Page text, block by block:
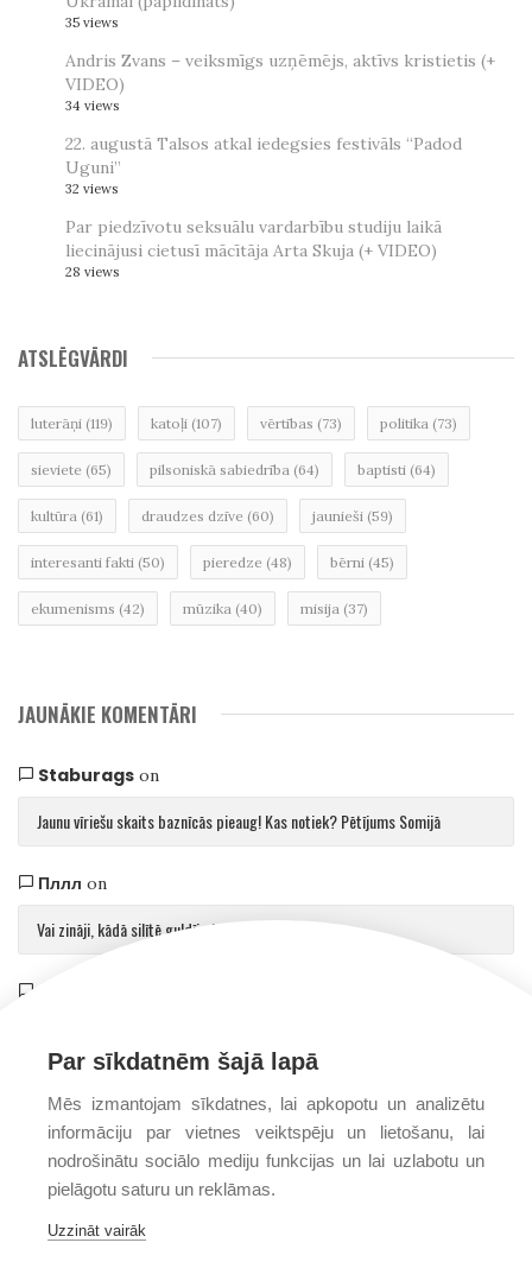
35 views
Andris Zvans – veiksmīgs uzņēmējs, aktīvs kristietis (+
VIDEO)
34 views
22. augustā Talsos atkal iedegsies festivāls “Padod
Uguni”
32 views
Par piedzīvotu seksuālu vardarbību studiju laikā
liecinājusi cietusī mācītāja Arta Skuja (+ VIDEO)
28 views
ATSLĒGVĀRDI
luterāņi (119) katoļi (107) vērtības (73) politika (73)
sieviete (65) pilsoniskā sabiedrība (64) baptisti (64)
kultūra (61) draudzes dzīve (60) jaunieši (59)
interesanti fakti (50) pieredze (48) bērni (45)
ekumenisms (42) mūzika (40) misija (37)
JAUNĀKIE KOMENTĀRI
Staburagson
Jaunu vīriešu skaits baznīcās pieaug! Kas notiek? Pētījums Somijā
Пллл on
Vai zināji, kādā silītē guldīja Jēzu?
Par sīkdatnēm šajā lapā
Mēs izmantojam sīkdatnes, lai apkopotu un analizētu
informāciju par vietnes veiktspēju un lietošanu, lai
nodrošinātu sociālo mediju funkcijas un lai uzlabotu un
pielāgotu saturu un reklāmas.
Uzzināt vairāk